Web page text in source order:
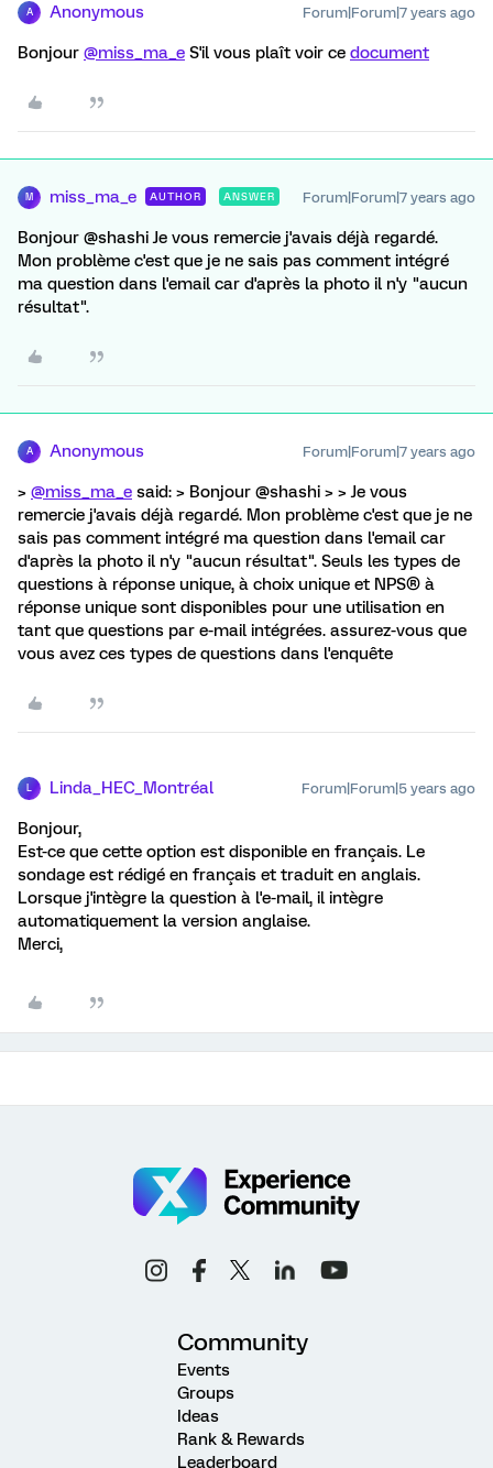
A Anonymous Forum|Forum|7 years ago
Bonjour @miss_ma_e S'il vous plaît voir ce document
M miss_ma_e AUTHOR ANSWER Forum|Forum|7 years ago
Bonjour @shashi Je vous remercie j'avais déjà regardé.
Mon problème c'est que je ne sais pas comment intégré
ma question dans l'email car d'après la photo il n'y "aucun
résultat".
A Anonymous Forum|Forum|7 years ago
> @miss_ma_e said: > Bonjour @shashi > > Je vous
remercie j'avais déjà regardé. Mon problème c'est que je ne
sais pas comment intégré ma question dans l'email car
d'après la photo il n'y "aucun résultat". Seuls les types de
questions à réponse unique, à choix unique et NPS® à
réponse unique sont disponibles pour une utilisation en
tant que questions par e-mail intégrées. assurez-vous que
vous avez ces types de questions dans l'enquête
L Linda_HEC_Montréal Forum|Forum|5 years ago
Bonjour,
Est-ce que cette option est disponible en français. Le
sondage est rédigé en français et traduit en anglais.
Lorsque j'intègre la question à l'e-mail, il intègre
automatiquement la version anglaise.
Merci,
Community
Events
Groups
Ideas
Rank & Rewards
Leaderboard